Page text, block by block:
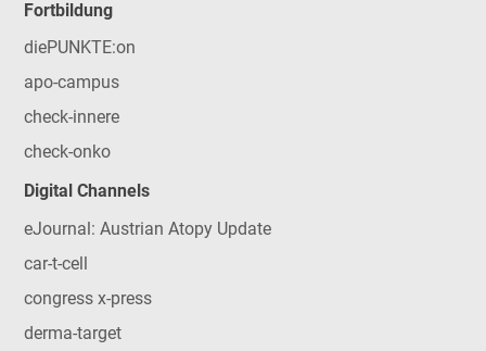
Fortbildung
diePUNKTE:on
apo-campus
check-innere
check-onko
Digital Channels
eJournal: Austrian Atopy Update
car-t-cell
congress x-press
derma-target